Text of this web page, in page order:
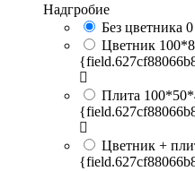
Надгробие
Без цветника
Цветник
Плита
Цветник +